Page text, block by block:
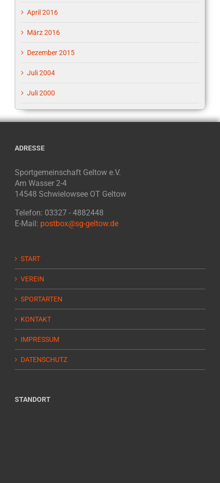
April 2016
März 2016
Dezember 2015
Juli 2004
Juli 2000
ADRESSE
Sportgemeinschaft Geltow e.V.
Am Wasser 2-4
14548 Schwielowsee OT Geltow
Telefon: 03327 - 4882448
E-Mail: postbox@sg-geltow.de
START
VEREIN
SPORTARTEN
KONTAKT
IMPRESSUM
DATENSCHUTZ
STANDORT